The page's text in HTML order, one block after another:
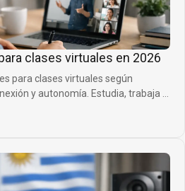
clases virtuales en 2026
para clases virtuales según
y autonomía. Estudia, trabaja y